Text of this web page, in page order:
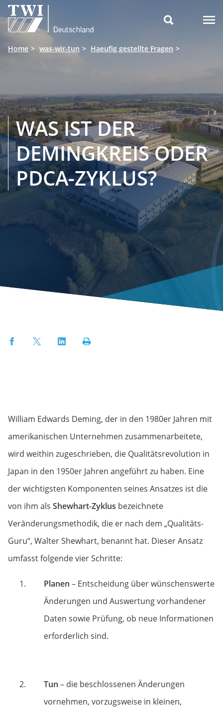

Home was-wir-tun Haeufig gestellte Fragen
WAS IST DER
DEMINGKREIS ODER
PDCA-ZYKLUS?
FacebookTwitterLinkedInPrint
William Edwards Deming, der in den 1980er Jahren mit
amerikanischen Unternehmen zusammenarbeitete,
wird weithin zugeschrieben, die Qualitätsrevolution in
Japan in den 1950er Jahren angeführt zu haben. Eine
der wichtigsten Komponenten seines Ansatzes ist die
von ihm als Shewhart-Zyklus bezeichnete
Veränderungsmethodik, die er nach dem „Qualitäts-
Guru“, Walter Shewhart, benannt hat. Dieser Ansatz
umfasst folgende vier Schritte:
Planen – Entscheidung über wünschenswerte
Änderungen und Auswertung vorhandener
Daten sowie Prüfung, ob neue Informationen
erforderlich sind.
Tun – die beschlossenen Änderungen
vornehmen, vorzugsweise in kleinen,